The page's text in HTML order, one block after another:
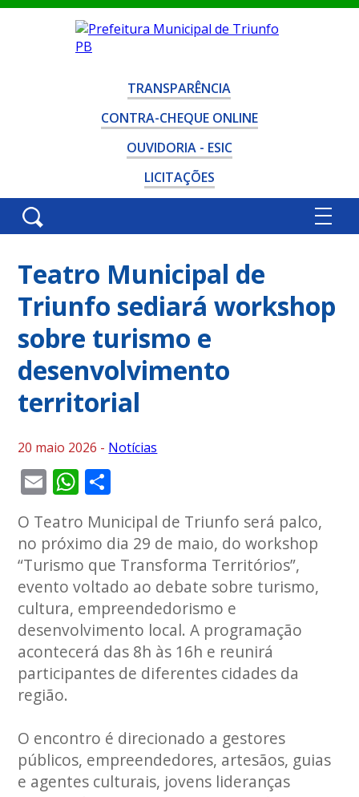
TRANSPARÊNCIA
CONTRA-CHEQUE ONLINE
OUVIDORIA - ESIC
LICITAÇÕES
Teatro Municipal de
Triunfo sediará workshop
sobre turismo e
desenvolvimento
territorial
20 maio 2026 - Notícias
EmailWhatsApp
O Teatro Municipal de Triunfo será palco,
no próximo dia 29 de maio, do workshop
“Turismo que Transforma Territórios”,
evento voltado ao debate sobre turismo,
cultura, empreendedorismo e
desenvolvimento local. A programação
acontecerá das 8h às 16h e reunirá
participantes de diferentes cidades da
região.
O encontro é direcionado a gestores
públicos, empreendedores, artesãos, guias
e agentes culturais, jovens lideranças